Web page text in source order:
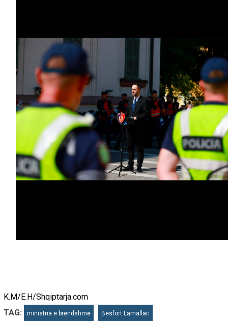
K.M/E.H/Shqiptarja.com
TAG:
ministria e brendshme Besfort Lamallari